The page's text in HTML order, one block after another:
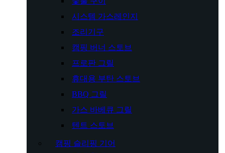
시스템 가스레인지
조리기구
캠핑 버너 스토브
프로판 그릴
휴대용 부탄 스토브
BBQ 그릴
가스 바베큐 그릴
텐트 스토브
캠핑 슬리핑 기어